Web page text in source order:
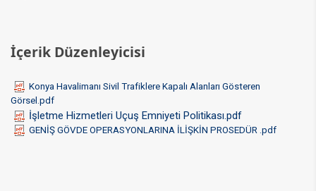
İçerik Düzenleyicisi
Konya Havalimanı Sivil Trafiklere Kapalı Alanları Gösteren
Görsel.pdf
İşletme Hizmetleri Uçuş Emniyeti Politikası.pdf
GENİŞ GÖVDE OPERASYONLARINA İLİŞKİN PROSEDÜR .pdf